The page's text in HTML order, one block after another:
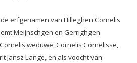
erfgenamen van Hilleghen Cornelis
Meijnschgen en Gerrighgen
weduwe, Cornelis Cornelisse,
Jansz Lange, en als voocht van